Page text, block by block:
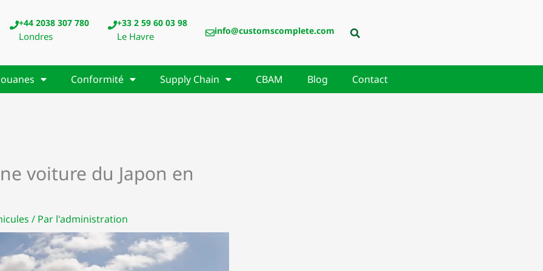
+44 2038 307 780
Londres
+33 2 59 60 03 98
Le Havre info@customscomplete.com
Conformité Supply Chain CBAM Blog Contact
voiture du Japon en
/ Par l'administration